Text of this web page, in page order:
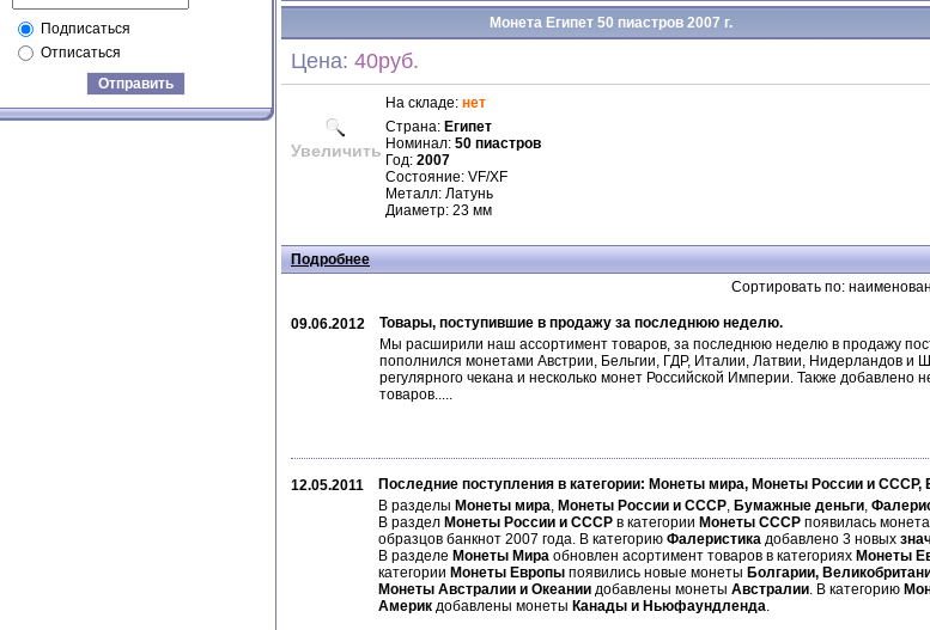
Подписаться
Отписаться
Отправить
Монета Египет 50 пиастров 2007 г.
Цена: 40руб.
Увеличить
На складе: нет
Страна: Египет
Номинал: 50 пиастров
Год: 2007
Состояние: VF/XF
Металл: Латунь
Диаметр: 23 мм
Подробнее
Сортировать по:
09.06.2012
Товары, поступившие в продажу за последнюю неделю.
Мы расширили наш ассортимент товаров, за последнюю неделю в продажу
пополнился монетами Австрии, Бельгии, ГДР, Италии, Латвии, Нидерландов
регулярного чекана и несколько монет Российской Империи. Также
товаров.....
12.05.2011
Последние поступления в категории: Монеты мира, Монеты России и
В разделы Монеты мира, Монеты России и СССР, Бумажные деньги,
В раздел Монеты России и СССР в категории Монеты СССР появилась
образцов банкнот 2007 года. В категорию Фалеристика добавлено 3 новых
В разделе Монеты Мира обновлен асортимент товаров в категориях Монеты
категории Монеты Европы появились новые монеты Болгарии,
Монеты Австралии и Океании добавлены монеты Австралии. В категорию
Америк добавлены монеты Канады и Ньюфаундленда.